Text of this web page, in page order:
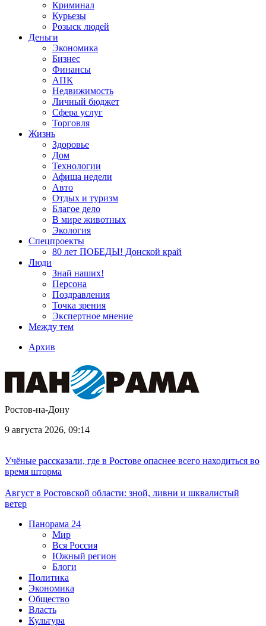
Криминал
Курьезы
Розыск людей
Деньги
Экономика
Бизнес
Финансы
АПК
Недвижимость
Личный бюджет
Сфера услуг
Торговля
Жизнь
Здоровье
Дом
Технологии
Афиша недели
Авто
Отдых и туризм
Благое дело
В мире животных
Экология
Спецпроекты
80 лет ПОБЕДЫ! Донской край
Люди
Знай наших!
Персона
Поздравления
Точка зрения
Экспертное мнение
Между тем
Архив
Ростов-на-Дону
9 августа 2026, 09:14
Учёные рассказали, где в Ростове опаснее всего находиться во
время шторма
Август в Ростовской области: зной, ливни и шквалистый
ветер
Панорама 24
Мир
Вся Россия
Южный регион
Блоги
Политика
Экономика
Общество
Власть
Культура